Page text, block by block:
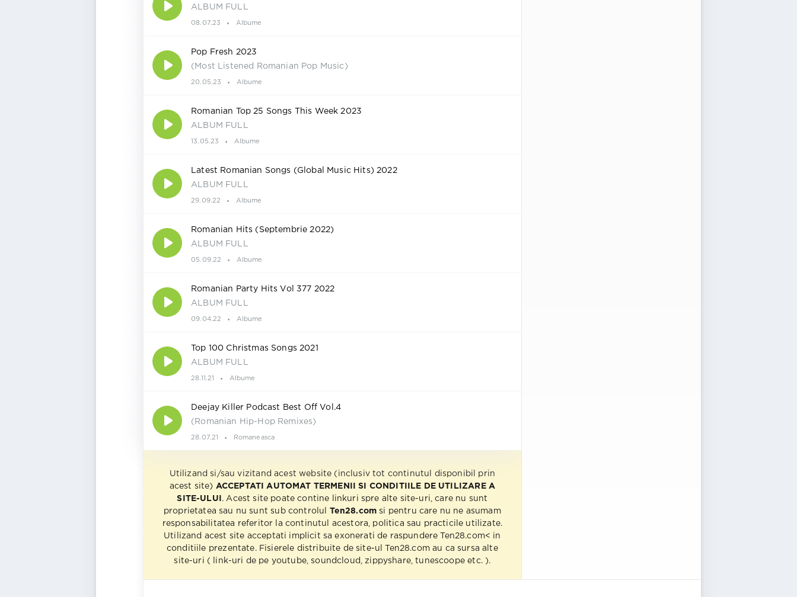
ALBUM FULL
08.07.23 Albume
Pop Fresh 2023
(Most Listened Romanian Pop Music)
20.05.23 Albume
Romanian Top 25 Songs This Week 2023
ALBUM FULL
13.05.23 Albume
Latest Romanian Songs (Global Music Hits) 2022
ALBUM FULL
29.09.22 Albume
Romanian Hits (Septembrie 2022)
ALBUM FULL
05.09.22 Albume
Romanian Party Hits Vol 377 2022
ALBUM FULL
09.04.22 Albume
Top 100 Christmas Songs 2021
ALBUM FULL
28.11.21 Albume
Deejay Killer Podcast Best Off Vol.4
(Romanian Hip-Hop Remixes)
28.07.21 Romaneasca
Utilizand si/sau vizitand acest website (inclusiv tot continutul disponibil prin
acest site) ACCEPTATI AUTOMAT TERMENII SI CONDITIILE DE UTILIZARE A
SITE-ULUI . Acest site poate contine linkuri spre alte site-uri, care nu sunt
proprietatea sau nu sunt sub controlul
Ten28.com si pentru care nu ne asumam
responsabilitatea referitor la continutul acestora, politica sau practicile utilizate.
Utilizand acest site acceptati implicit sa exonerati de raspundere Ten28.com< in
conditiile prezentate. Fisierele distribuite de site-ul Ten28.com au ca sursa alte
site-uri ( link-uri de pe youtube, soundcloud, zippyshare, tunescoope etc. ).